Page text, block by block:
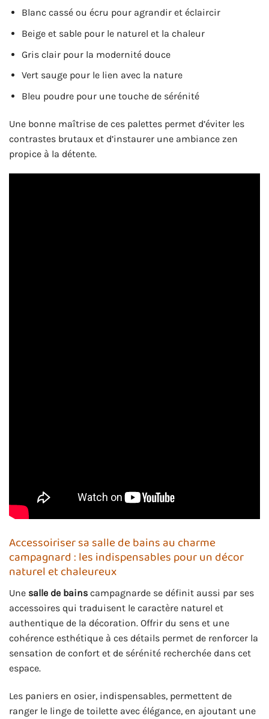
Blanc cassé ou écru pour agrandir et éclaircir
Beige et sable pour le naturel et la chaleur
Gris clair pour la modernité douce
Vert sauge pour le lien avec la nature
Bleu poudre pour une touche de sérénité
Une bonne maîtrise de ces palettes permet d’éviter les
contrastes brutaux et d’instaurer une ambiance zen
propice à la détente.
Accessoiriser sa salle de bains au charme
campagnard : les indispensables pour un décor
naturel et chaleureux
Une salle de bains campagnarde se définit aussi par ses
accessoires qui traduisent le caractère naturel et
authentique de la décoration. Offrir du sens et une
cohérence esthétique à ces détails permet de renforcer la
sensation de confort et de sérénité recherchée dans cet
espace.
Les paniers en osier, indispensables, permettent de
ranger le linge de toilette avec élégance, en ajoutant une